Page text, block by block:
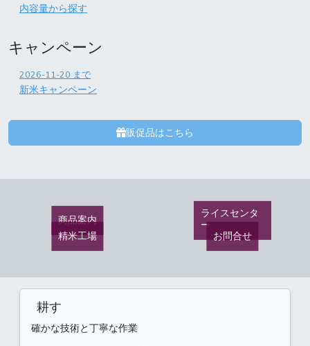
内容量から探す
キャンペーン
2026-11-20 まで
新米キャンペーン
販促品はこちら
商品案内
ライスセンタ
ー
精米工場
お問合せ
耕す
確かな技術と丁寧な作業